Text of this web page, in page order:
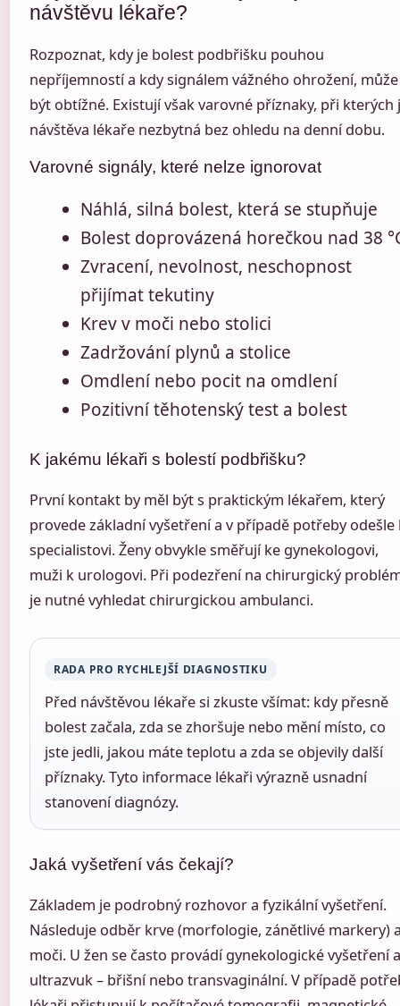
návštěvu lékaře?
Rozpoznat, kdy je bolest podbřišku pouhou
nepříjemností a kdy signálem vážného ohrožení, může
být obtížné. Existují však varovné příznaky, při kterých
návštěva lékaře nezbytná bez ohledu na denní dobu.
Varovné signály, které nelze ignorovat
Náhlá, silná bolest, která se stupňuje
Bolest doprovázená horečkou nad 38
Zvracení, nevolnost, neschopnost
přijímat tekutiny
Krev v moči nebo stolici
Zadržování plynů a stolice
Omdlení nebo pocit na omdlení
Pozitivní těhotenský test a bolest
K jakému lékaři s bolestí podbřišku?
První kontakt by měl být s praktickým lékařem, který
provede základní vyšetření a v případě potřeby odešle
specialistovi. Ženy obvykle směřují ke gynekologovi,
muži k urologovi. Při podezření na chirurgický
je nutné vyhledat chirurgickou ambulanci.
RADA PRO RYCHLEJŠÍ DIAGNOSTIKU
Před návštěvou lékaře si zkuste všímat: kdy přesně
bolest začala, zda se zhoršuje nebo mění místo, co
jste jedli, jakou máte teplotu a zda se objevily další
příznaky. Tyto informace lékaři výrazně usnadní
stanovení diagnózy.
Jaká vyšetření vás čekají?
Základem je podrobný rozhovor a fyzikální vyšetření.
Následuje odběr krve (morfologie, zánětlivé markery)
moči. U žen se často provádí gynekologické vyšetření a
ultrazvuk – břišní nebo transvaginální. V případě